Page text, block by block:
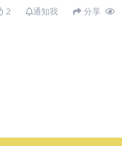
2 通知我 分享